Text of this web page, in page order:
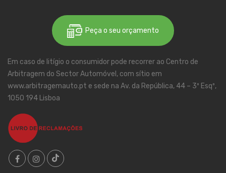
Peça o seu orçamento
Em caso de litígio o consumidor pode recorrer ao Centro de
Arbitragem do Sector Automóvel, com sítio em
www.arbitragemauto.pt e sede na Av. da República, 44 – 3º Esqº,
1050 194 Lisboa